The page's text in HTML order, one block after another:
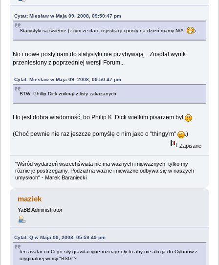
Cytat: Miesław w Maja 09, 2008, 09:50:47 pm
Statystyki są świetne (z tym że datę rejestracji i posty na dzień mamy N/A ).
No i nowe posty nam do statystyki nie przybywają... Zosdtał wynik
przeniesiony z poprzedniej wersji Forum...
Cytat: Miesław w Maja 09, 2008, 09:50:47 pm
BTW: Phillip Dick zniknął z listy zakazanych.
I to jest dobra wiadomość, bo Philip K. Dick wielkim pisarzem był
(Choć pewnie nie raz jeszcze pomyślę o nim jako o "thingy'm" .)
Zapisane
"Wśród wydarzeń wszechświata nie ma ważnych i nieważnych, tylko my
różnie je postrzegamy. Podział na ważne i nieważne odbywa się w naszych
umysłach" - Marek Baraniecki
maziek
YaBB Administrator
Cytat: Q w Maja 09, 2008, 05:59:49 pm
ten avatar co Ci go siły grawitacyjne rozciagnęły to aby nie aluzja do Cylonów z
oryginalnej wersji "BSG"?